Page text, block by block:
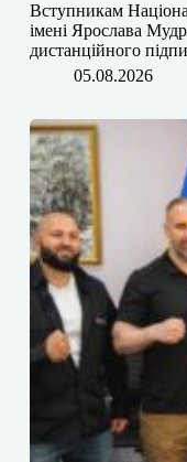
​​Вступникам
імені Ярослава
дистанційного
05.08.2026